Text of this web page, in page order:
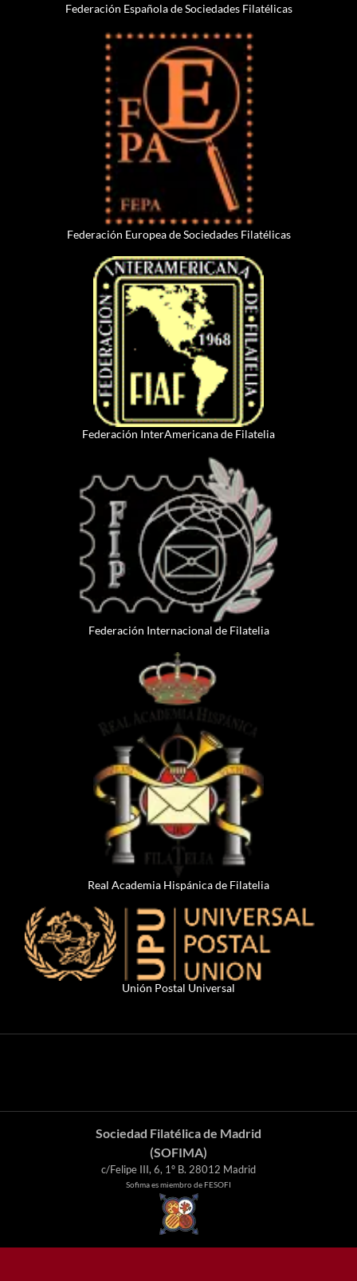
Federación Española de Sociedades Filatélicas
Federación Europea de Sociedades Filatélicas
Federación InterAmericana de Filatelia
Federación Internacional de Filatelia
Real Academia Hispánica de Filatelia
Unión Postal Universal
Sociedad Filatélica de Madrid
(SOFIMA)
c/Felipe III, 6, 1º B. 28012 Madrid
Sofima es miembro de FESOFI